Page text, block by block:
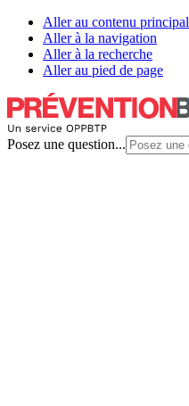
Aller au contenu principal
Aller à la navigation
Aller à la recherche
Aller au pied de page
Posez une question...